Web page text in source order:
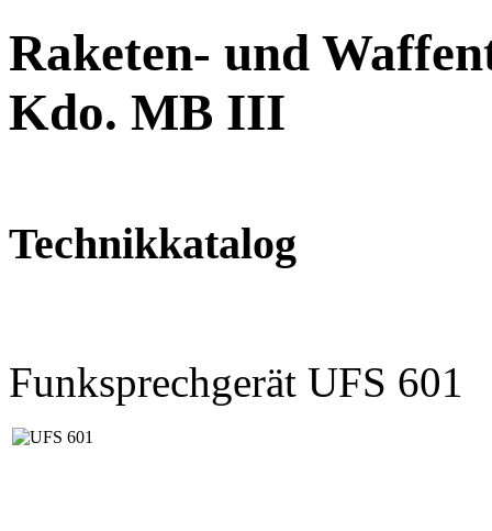
Raketen- und
Kdo. MB III
Technikkatalog
Funksprechgerät UFS 601